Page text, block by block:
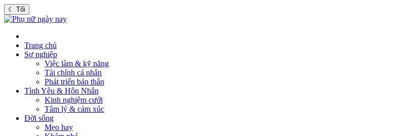
☾ Tối
Trang chủ
Sự nghiệp
Việc làm & kỹ năng
Tài chính cá nhân
Phát triển bản thân
Tình Yêu & Hôn Nhân
Kinh nghiệm cưới
Tâm lý & cảm xúc
Đời sống
Mẹo hay